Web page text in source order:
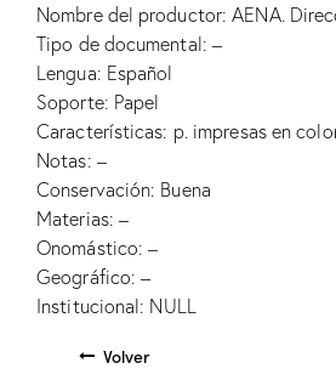
Nombre del productor: AENA.
Tipo de documental: –
Lengua: Español
Soporte: Papel
Características: p. impresas en
Notas: –
Conservación: Buena
Materias: –
Onomástico: –
Geográfico: –
Institucional: NULL
Volver